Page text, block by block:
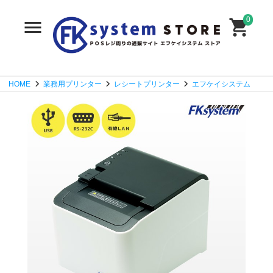
0
HOME 業務用プリンター レシートプリンター エフケイシステム